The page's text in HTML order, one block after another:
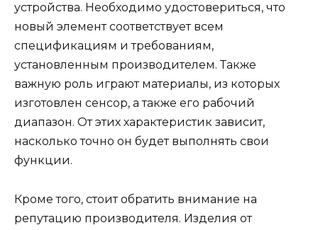
устройства. Необходимо удостовериться, что
новый элемент соответствует всем
спецификациям и требованиям,
установленным производителем. Также
важную роль играют материалы, из которых
изготовлен сенсор, а также его рабочий
диапазон. От этих характеристик зависит,
насколько точно он будет выполнять свои
функции.
Кроме того, стоит обратить внимание на
репутацию производителя. Изделия от